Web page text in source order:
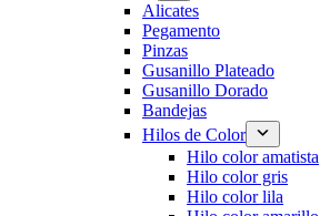
Alicates
Pegamento
Pinzas
Gusanillo Plateado
Gusanillo Dorado
Bandejas
Hilos de Color
Hilo color amatista
Hilo color gris
Hilo color lila